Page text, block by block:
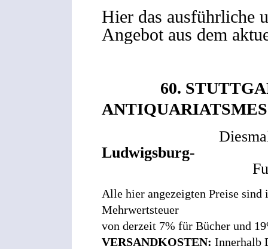
Hier das ausführliche
Angebot aus dem
60.
Diesmal zu
Ludwigsburg-
Fußläufig 10
Alle hier angezeigten Preise
Mehrwertsteuer
von derzeit 7% für Bücher und
VERSANDKOSTEN: Innerhalb